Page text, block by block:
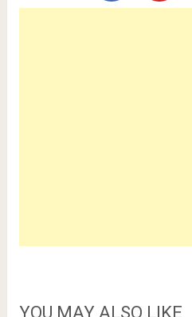
YOU MAY ALSO LIKE